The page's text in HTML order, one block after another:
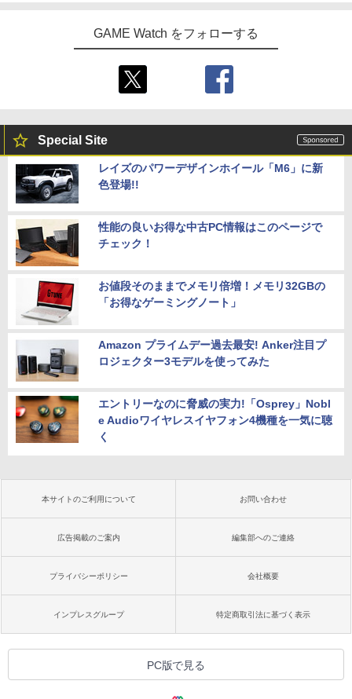
GAME Watch をフォローする
Special Site
レイズのパワーデザインホイール「M6」に新
色登場!!
性能の良いお得な中古PC情報はこのページで
チェック！
お値段そのままでメモリ倍増！メモリ32GBの
「お得なゲーミングノート」
Amazon プライムデー過去最安! Anker注目プ
ロジェクター3モデルを使ってみた
エントリーなのに脅威の実力!「Osprey」Nobl
e Audioワイヤレスイヤフォン4機種を一気に聴
く
本サイトのご利用について お問い合わせ
広告掲載のご案内 編集部へのご連絡
プライバシーポリシー 会社概要
インプレスグループ 特定商取引法に基づく表示
PC版で見る